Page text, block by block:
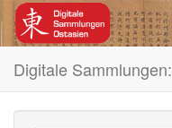
Digitale Sammlungen: